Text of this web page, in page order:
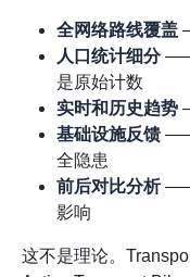
全网络路线覆盖
人口统计细分——
是原始计数
实时和历史趋势
基础设施反馈 ——
全隐患
前后对比分析——
影响
这不是理论。